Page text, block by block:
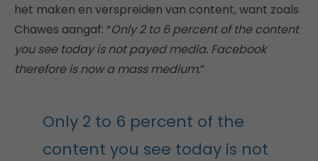
het maken en verspreiden van content, want zoals
Chawes aangaf: “Only 2 to 6 percent of the content
you see today is not payed media. Facebook
therefore is now a mass medium.”
Only 2 to 6 percent of the
content you see today is not